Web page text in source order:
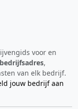
voor en
bedrijfsadres,
van elk bedrijf.
jouw bedrijf aan